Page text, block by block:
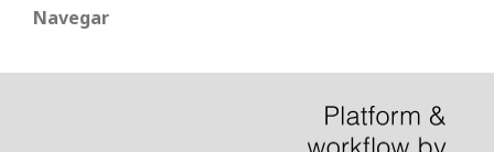
Navegar